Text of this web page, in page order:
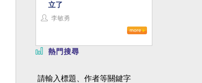
立了
李敏勇
熱門搜尋
請輸入標題、作者等關鍵字